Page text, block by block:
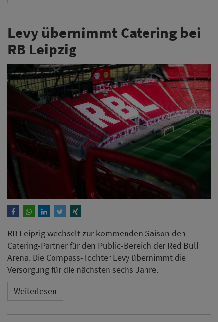
Levy übernimmt Catering bei
RB Leipzig
RB Leipzig wechselt zur kommenden Saison den
Catering-Partner für den Public-Bereich der Red Bull
Arena. Die Compass-Tochter Levy übernimmt die
Versorgung für die nächsten sechs Jahre.
Weiterlesen